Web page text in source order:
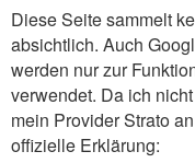
Diese Seite sammelt
absichtlich. Auch
werden nur zur
verwendet. Da ich
mein Provider Strato
offizielle Erklärung: